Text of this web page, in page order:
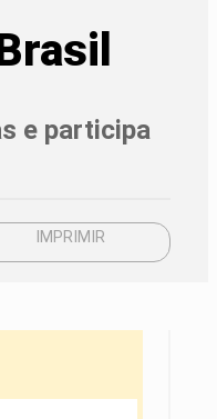
e participa
IMPRIMIR